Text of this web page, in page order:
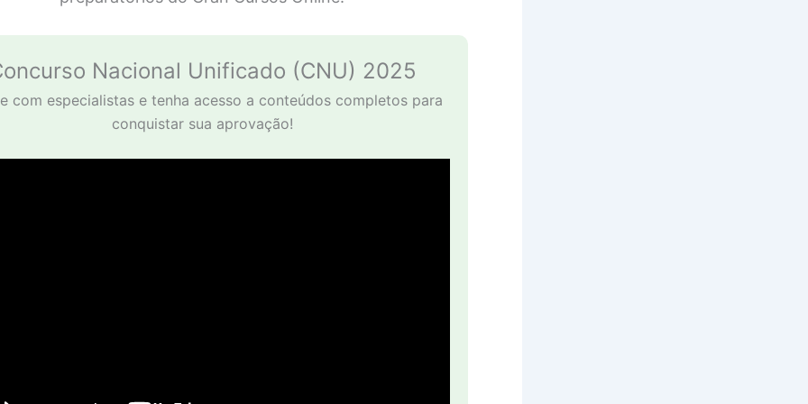
Nacional Unificado (CNU) 2025
com especialistas e tenha acesso a conteúdos completos para
conquistar sua aprovação!